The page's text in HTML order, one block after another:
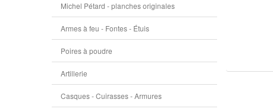
Michel Pétard - planches originales
Armes à feu - Fontes - Étuis
Poires à poudre
Artillerie
Casques - Cuirasses - Armures